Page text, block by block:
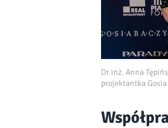
Dr inż. Anna
projektantka Gosia